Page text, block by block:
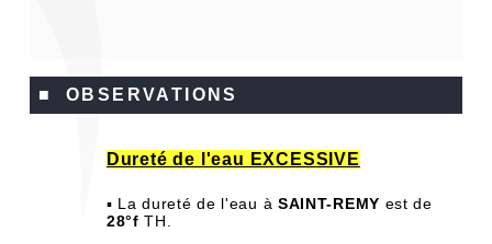
■ OBSERVATIONS
Dureté de l'eau EXCESSIVE
▪ La dureté de l'eau à SAINT-REMY est de
28°f TH.